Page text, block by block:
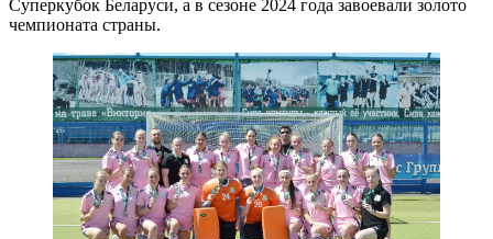
Суперкубок Беларуси, а в сезоне 2024 года завоевали золото
чемпионата страны.